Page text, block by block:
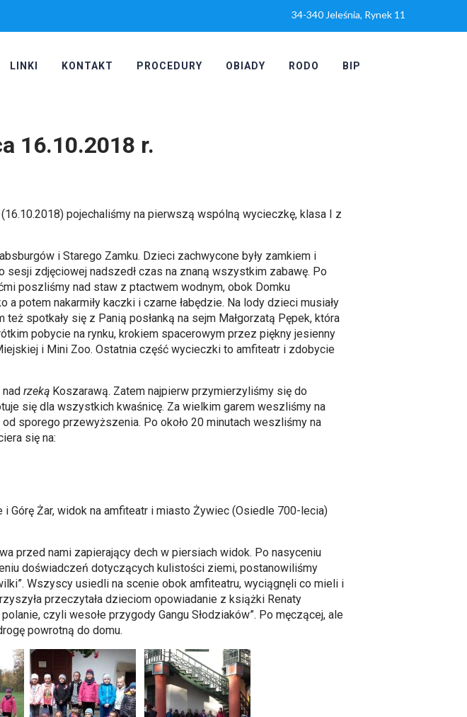
34-340 Jeleśnia, Rynek 11
LINKI KONTAKT PROCEDURY OBIADY RODO BIP
16.10.2018 r.
pojechaliśmy na pierwszą wspólną wycieczkę, klasa I z
i Starego Zamku. Dzieci zachwycone były zamkiem i
sesji zdjęciowej nadszedł czas na znaną wszystkim zabawę. Po
poszliśmy nad staw z ptactwem wodnym, obok Domku
a potem nakarmiły kaczki i czarne łabędzie. Na lody dzieci musiały
spotkały się z Panią posłanką na sejm Małgorzatą Pępek, która
pobycie na rynku, krokiem spacerowym przez piękny jesienny
i Mini Zoo. Ostatnia część wycieczki to amfiteatr i zdobycie
nadrzeką Koszarawą. Zatem najpierw przymierzyliśmy się do
się dla wszystkich kwaśnicę. Za wielkim garem weszliśmy na
sporego przewyższenia. Po około 20 minutach weszliśmy na
się na:
Górę Żar, widok na amfiteatr i miasto Żywiec (Osiedle 700-lecia)
przed nami zapierający dech w piersiach widok. Po nasyceniu
doświadczeń dotyczących kulistości ziemi, postanowiliśmy
Wszyscy usiedli na scenie obok amfiteatru, wyciągnęli co mieli i
przeczytała dzieciom opowiadanie z książki Renaty
czyli wesołe przygody Gangu Słodziaków”. Po męczącej, ale
powrotną do domu.